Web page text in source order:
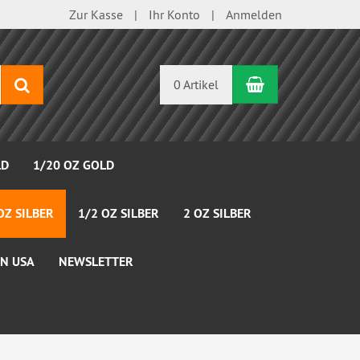
Zur Kasse Ihr Konto Anmelden
Suchen 0 Artikel Warenkorb
1/20 OZ GOLD
SILBER 1/2 OZ SILBER 2 OZ SILBER
USA NEWSLETTER